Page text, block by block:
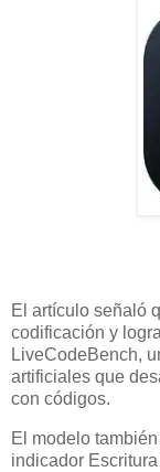
El artículo señaló
codificación y
LiveCodeBench,
artificiales que
con códigos.
El modelo
indicador